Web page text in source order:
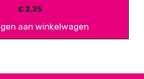
€2,25
aan winkelwagen